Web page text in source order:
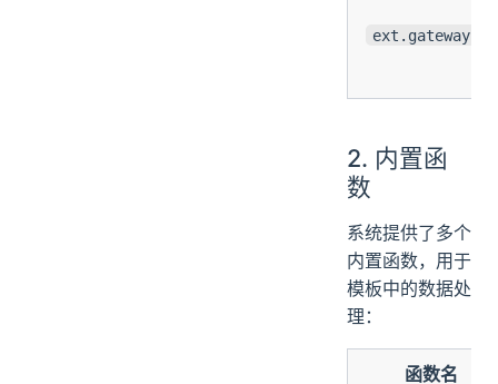
ext.gateway
2. 内置函
数
系统提供了多个
内置函数，用于
模板中的数据处
理：
函数名